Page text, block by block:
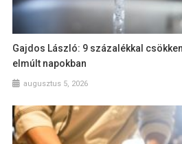
Gajdos László: 9 százalékkal
elmúlt napokban
augusztus 5, 2026